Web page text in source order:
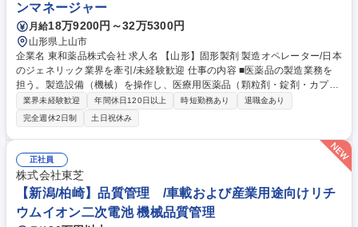
ンマネージャー
月給18万9200円～32万5300円
山形県上山市
企業名 東和薬品株式会社 求人名 【山形】固形製剤 製造オペレーター/日本
のジェネリック業界を牽引/未経験歓迎 仕事の内容 ■医薬品の製造業務を
担う。製造設備（機械）を操作し、医療用医薬品（顆粒剤・錠剤・カプセ
ル剤）を製造する。 《医薬品製造の流れ》・原料の秤量、造粒作業・原料
の秤量、造粒作業 ・原料及び造粒粉末の混合作業(粉.末を均一に混ぜ合わ
せる)・整形～コーティング工程（薬が完成）・錠剤検査業務（欠けた錠
剤はないか、割れていないかをチェック）※クリーンルーム内での作業と
なります。 ※各製造工程において、教育制度あり ※基本的にすべての工
程は機械で自動的に行います。 ※生産状況により、就業時間外での勤務時
間になる場合があります。 募集職種 【山形】固形製剤 製造オペレーター/
日本のジェネリック業界を牽引/未経験歓迎
業界未経験歓迎 年間休日120日以上 時短勤務あり
退職金あり
完全週休2日制
土日祝休み
正社員
株式会社東芝
【新潟/柏崎】品質管理 /車載および産業用途向けリチ
ウムイオン二次電池 機械品質管理